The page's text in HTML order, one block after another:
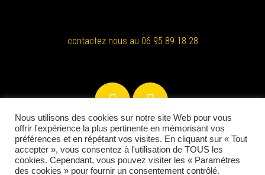
contactez nous au 06 95 89 18 28
©2021 Iroise Jeux/ conception hellooo.fr/mentions légales
Nous utilisons des cookies sur notre site Web pour vous
offrir l'expérience la plus pertinente en mémorisant vos
préférences et en répétant vos visites. En cliquant sur « Tout
accepter », vous consentez à l'utilisation de TOUS les
cookies. Cependant, vous pouvez visiter les « Paramètres
des cookies » pour fournir un consentement contrôlé.